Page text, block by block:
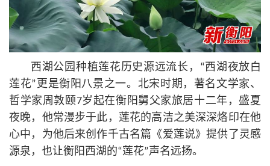
西湖公园种植莲花历史源远流长，“西湖夜放白
莲花”更是衡阳八景之一。北宋时期，著名文学家、
哲学家周敦颐7岁起在衡阳舅父家旅居十二年，盛夏
夜晚，他常漫步于此，莲花的高洁之美深深烙印在他
心中，为他后来创作千古名篇《爱莲说》提供了灵感
源泉，也让衡阳西湖的“莲花”声名远扬。